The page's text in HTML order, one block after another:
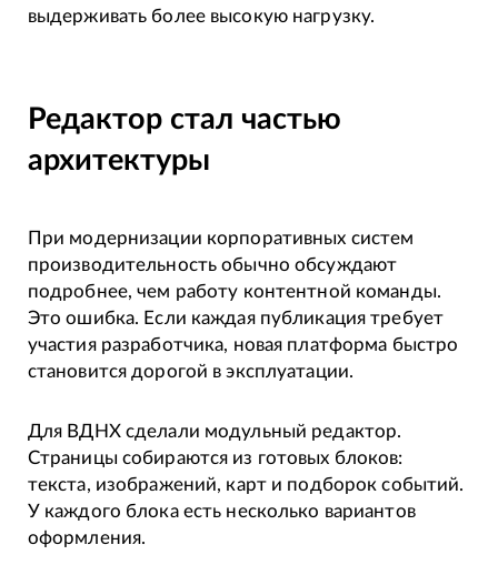
выдерживать более высокую нагрузку.
Редактор стал частью
архитектуры
При модернизации корпоративных систем
производительность обычно обсуждают
подробнее, чем работу контентной команды.
Это ошибка. Если каждая публикация требует
участия разработчика, новая платформа быстро
становится дорогой в эксплуатации.
Для ВДНХ сделали модульный редактор.
Страницы собираются из готовых блоков:
текста, изображений, карт и подборок событий.
У каждого блока есть несколько вариантов
оформления.